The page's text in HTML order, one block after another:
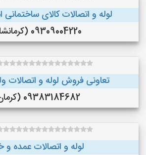
لوله و اتصالات کالای ساختمانی
09309004220 (کرمانشاه )
تعاونی فروش لوله و اتصالات
09383184682 (کرمان )
لوله و اتصالات عمده و